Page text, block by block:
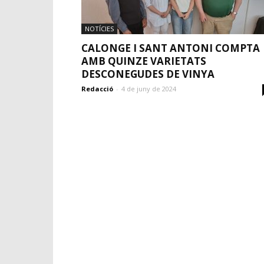
NOTÍCIES
CALONGE I SANT ANTONI COMPTA
AMB QUINZE VARIETATS
DESCONEGUDES DE VINYA
Redacció - 4 de juny de 2024